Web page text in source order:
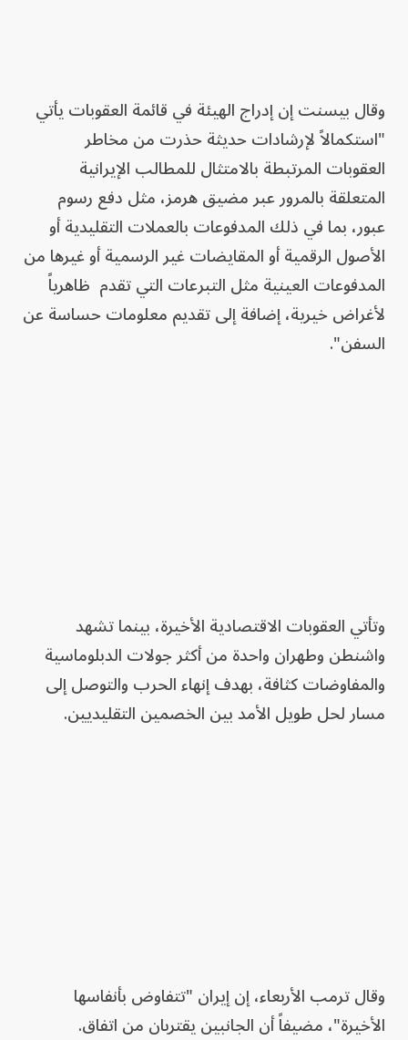
وقال بيسنت إن إدراج الهيئة في قائمة العقوبات يأتي
"استكمالاً لإرشادات حديثة حذرت من مخاطر
العقوبات المرتبطة بالامتثال للمطالب الإيرانية
المتعلقة بالمرور عبر مضيق هرمز، مثل دفع رسوم
عبور، بما في ذلك المدفوعات بالعملات التقليدية أو
الأصول الرقمية أو المقايضات غير الرسمية أو غيرها من
المدفوعات العينية مثل التبرعات التي تقدم ظاهرياً
لأغراض خيرية، إضافة إلى تقديم معلومات حساسة عن
السفن".
وتأتي العقوبات الاقتصادية الأخيرة، بينما تشهد
واشنطن وطهران واحدة من أكثر جولات الدبلوماسية
والمفاوضات كثافة، بهدف إنهاء الحرب والتوصل إلى
مسار لحل طويل الأمد بين الخصمين التقليديين.
وقال ترمب الأربعاء، إن إيران "تتفاوض بأنفاسها
الأخيرة"، مضيفاً أن الجانبين يقتربان من اتفاق.